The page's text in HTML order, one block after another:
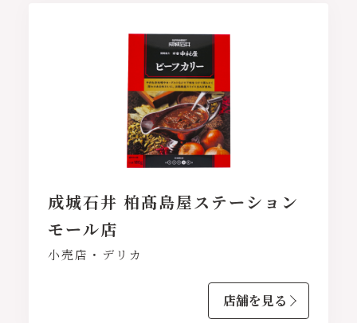
成城石井 柏髙島屋ステーション
モール店
小売店・デリカ
店舗を見る